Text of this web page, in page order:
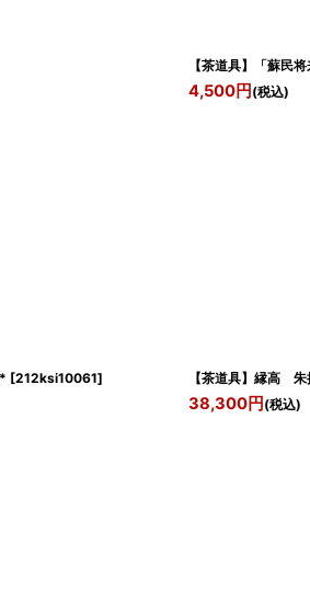
【茶道具】「蘇
4,500円 (税込)
[212ksi10061] 【茶道具】縁
38,300円 (税込)